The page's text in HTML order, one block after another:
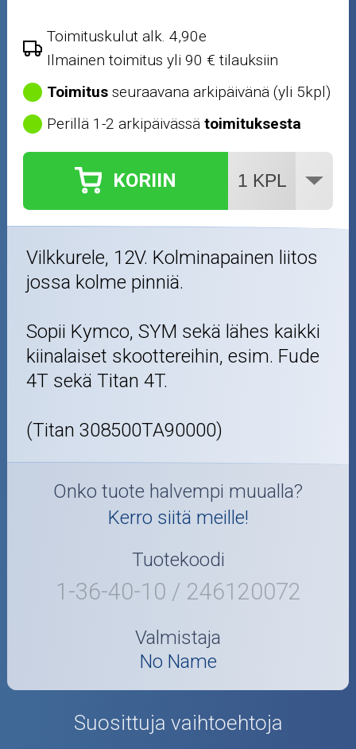
Toimituskulut alk. 4,90e
Ilmainen toimitus yli 90 € tilauksiin
Toimitus seuraavana arkipäivänä (yli 5kpl)
Perillä 1-2 arkipäivässätoimituksesta
KORIIN
Vilkkurele, 12V. Kolminapainen liitos
jossa kolme pinniä.
Sopii Kymco, SYM sekä lähes kaikki
kiinalaiset skoottereihin, esim. Fude
4T sekä Titan 4T.
(Titan 308500TA90000)
Onko tuote halvempi muualla?
Kerro siitä meille!
Tuotekoodi
1-36-40-10 / 246120072
Valmistaja
No Name
Suosittuja vaihtoehtoja